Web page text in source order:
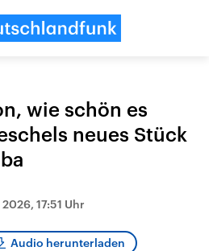
wie schön es
neues Stück
17:51 Uhr
Audio herunterladen